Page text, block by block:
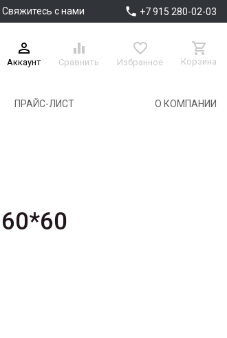
Свяжитесь с нами  +7 915 280-02-03

Аккаунт

Сравнить

Избранное

Корзина
ПРАЙС-ЛИСТ О КОМПАНИИ